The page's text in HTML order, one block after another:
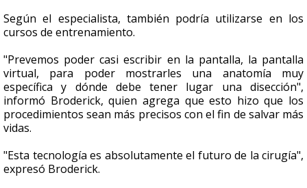
Según el especialista, también podría utilizarse en los
cursos de entrenamiento.
"Prevemos poder casi escribir en la pantalla, la pantalla
virtual, para poder mostrarles una anatomía muy
específica y dónde debe tener lugar una disección",
informó Broderick, quien agrega que esto hizo que los
procedimientos sean más precisos con el fin de salvar más
vidas.
"Esta tecnología es absolutamente el futuro de la cirugía",
expresó Broderick.